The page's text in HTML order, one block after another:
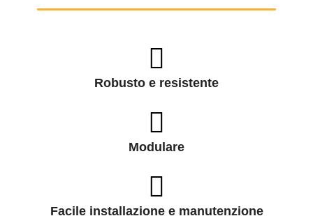
Robusto e resistente
Modulare
Facile installazione e manutenzione